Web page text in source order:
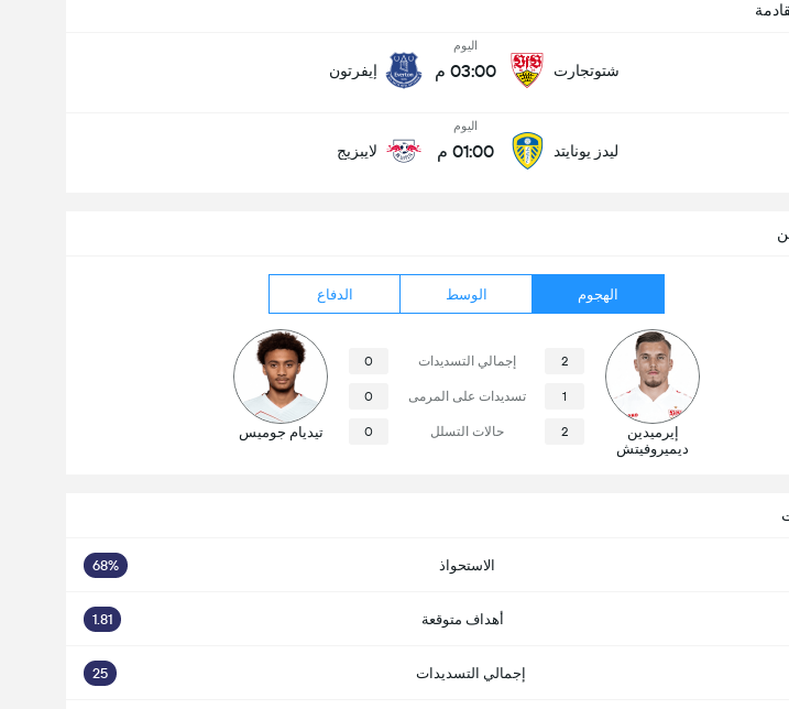
شتوتجارت
اليوم
03:00 م إيفرتون
ليدز يونايتد
اليوم
01:00 م لايبزيج
الهجوم الوسط الدفاع
إيرميدين
ديميروفيتش
2 إجمالي التسديدات 0
1 تسديدات على المرمى 0
2 حالات التسلل 0 تيديام جوميس
الاستحواذ 68%
أهداف متوقعة 1.81
إجمالي التسديدات 25